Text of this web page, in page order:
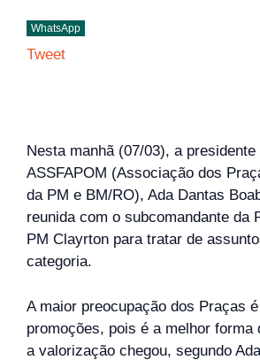
WhatsApp
Tweet
Nesta manhã (07/03), a
ASSFAPOM (Associação dos
da PM e BM/RO), Ada Dantas
reunida com o subcomandante da
PM Clayrton para tratar de
categoria.
A maior preocupação dos Praças
promoções, pois é a melhor forma
a valorização chegou, segundo